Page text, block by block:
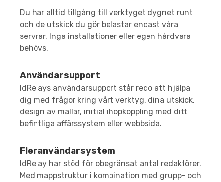
Du har alltid tillgång till verktyget dygnet runt
och de utskick du gör belastar endast våra
servrar. Inga installationer eller egen hårdvara
behövs.
Användarsupport
IdRelays användarsupport står redo att hjälpa
dig med frågor kring vårt verktyg, dina utskick,
design av mallar, initial ihopkoppling med ditt
befintliga affärssystem eller webbsida.
Fleranvändarsystem
IdRelay har stöd för obegränsat antal redaktörer.
Med mappstruktur i kombination med grupp- och